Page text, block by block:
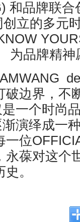
和品牌联
立的多元
为品牌精神
破边界，不
一个时尚
演绎成一
位
永葆对这个
。